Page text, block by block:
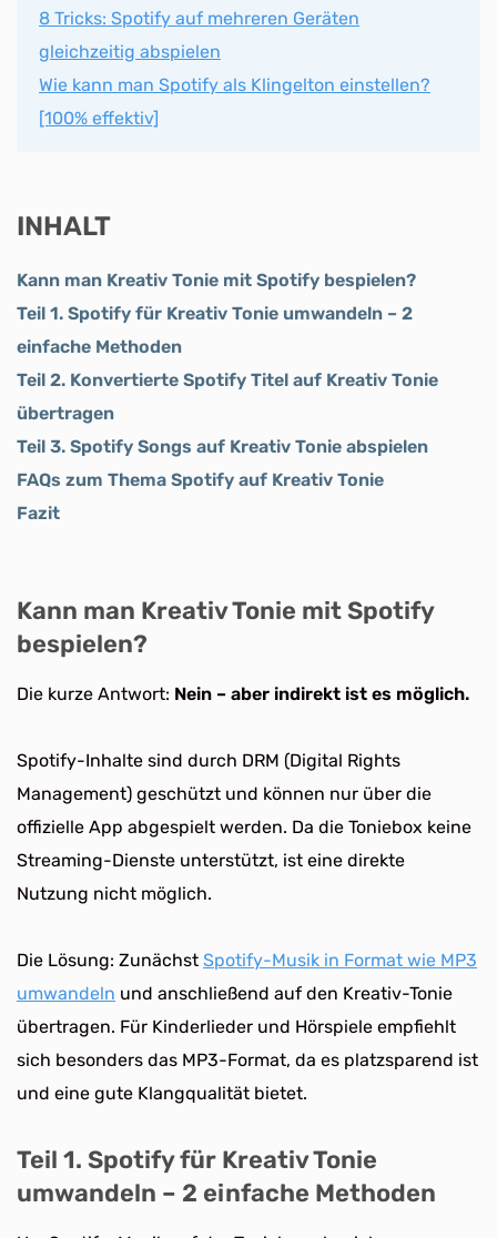
8 Tricks: Spotify auf mehreren Geräten
gleichzeitig abspielen
Wie kann man Spotify als Klingelton einstellen?
[100% effektiv]
INHALT
Kann man Kreativ Tonie mit Spotify bespielen?
Teil 1. Spotify für Kreativ Tonie umwandeln – 2
einfache Methoden
Teil 2. Konvertierte Spotify Titel auf Kreativ Tonie
übertragen
Teil 3. Spotify Songs auf Kreativ Tonie abspielen
FAQs zum Thema Spotify auf Kreativ Tonie
Fazit
Kann man Kreativ Tonie mit Spotify
bespielen?
Die kurze Antwort: Nein – aber indirekt ist es möglich.
Spotify-Inhalte sind durch DRM (Digital Rights
Management) geschützt und können nur über die
offizielle App abgespielt werden. Da die Toniebox keine
Streaming-Dienste unterstützt, ist eine direkte
Nutzung nicht möglich.
Die Lösung: Zunächst Spotify-Musik in Format wie MP3
umwandeln und anschließend auf den Kreativ-Tonie
übertragen. Für Kinderlieder und Hörspiele empfiehlt
sich besonders das MP3-Format, da es platzsparend ist
und eine gute Klangqualität bietet.
Teil 1. Spotify für Kreativ Tonie
umwandeln – 2 einfache Methoden